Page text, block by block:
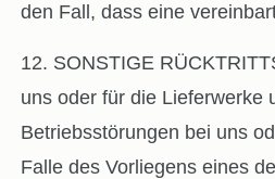
den Fall, dass eine
12. SONSTIGE
uns oder für die Lieferwerke
Betriebsstörungen bei uns
Falle des Vorliegens eines